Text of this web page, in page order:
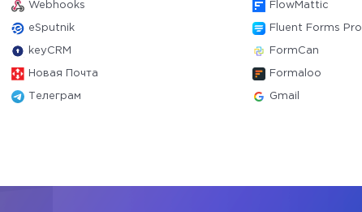
Webhooks
eSputnik
keyCRM
Новая Почта
Телеграм
FlowMattic
Fluent Forms Pro
FormCan
Formaloo
Gmail